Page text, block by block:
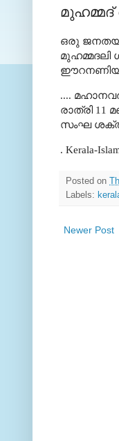
ഒരു
മുഹമ്മദലി
....
രാത്രി 11
സംഘ
. Kerala-
Posted on
Labels:
Newer Post